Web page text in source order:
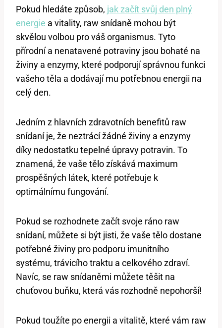
Pokud hledáte způsob, jak začít svůj den plný
energie a vitality, raw snídaně mohou být
skvělou volbou pro váš organismus. Tyto
přírodní a nenatavené potraviny jsou bohaté na
živiny a enzymy, které podporují správnou funkci
vašeho těla a dodávají mu potřebnou energii na
celý den.
Jedním z hlavních zdravotních benefitů raw
snídaní je, že neztrácí žádné živiny a enzymy
díky nedostatku tepelné úpravy potravin. To
znamená, že vaše tělo získává maximum
prospěšných látek, které potřebuje k
optimálnímu fungování.
Pokud se rozhodnete začít svoje ráno raw
snídaní, můžete si být jisti, že vaše tělo dostane
potřebné živiny pro podporu imunitního
systému, trávicího traktu a celkového zdraví.
Navíc, se raw snídaněmi můžete těšit na
chuťovou buňku, která vás rozhodně nepohorší!
Pokud toužíte po energii a vitalitě, které vám raw